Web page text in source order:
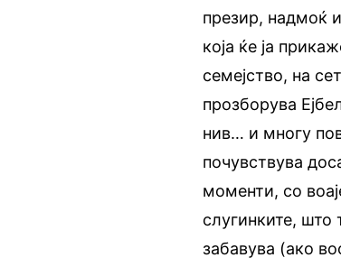
презир, надмоќ
која ќе ја
семејство, на
прозборува
нив… и многу
почувствува
моменти, со
слугинките, што
забавува (ако